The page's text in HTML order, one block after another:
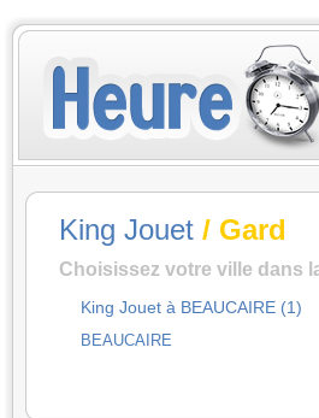
King Jouet / Gard
Choisissez votre ville dans
King Jouet à BEAUCAIRE (1)
BEAUCAIRE